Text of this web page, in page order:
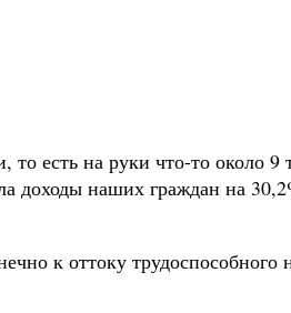
то есть на руки что-то около
доходы наших граждан на
к оттоку трудоспособного